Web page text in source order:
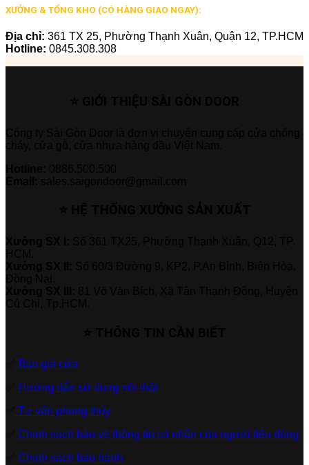
XƯỞNG & TỔNG KHO (CÓ HÀNG GIAO NGAY):
Địa chỉ: 361 TX 25, Phường Thạnh Xuân, Quận 12, TP.HCM
Hotline: 0845.308.308
Báo giá cửa
Hướng dẫn sử dụng nội thất
Tư vấn phong thủy
Chính sách bảo vệ thông tin cá nhân của người tiêu dùng
Chính sách bảo hành